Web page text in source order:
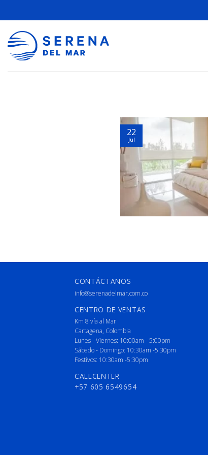
22
Jul
CONTÁCTANOS
info@serenadelmar.com.co
CENTRO DE VENTAS
Km 8 vía al Mar
Cartagena, Colombia
Lunes - Viernes: 10:00am - 5:00pm
Sábado - Domingo: 10:30am -5:30pm
Festivos: 10:30am -5:30pm
CALLCENTER
+57 605 6549654